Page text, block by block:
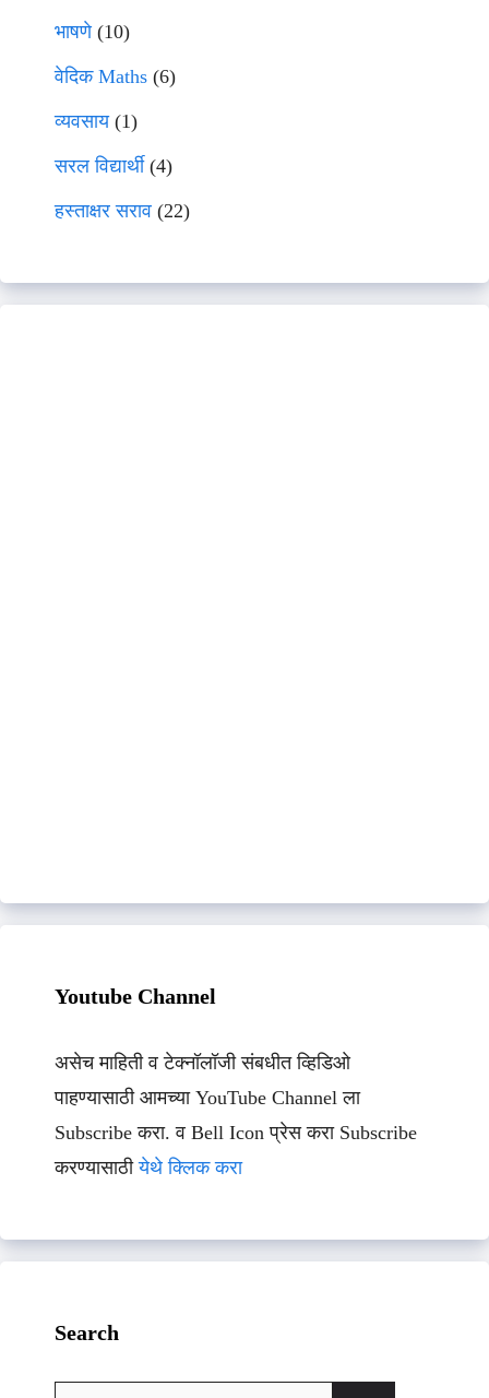
भाषणे(10)
वेदिक Maths (6)
व्यवसाय(1)
सरल विद्यार्थी(4)
हस्ताक्षर सराव (22)
Youtube Channel
असेच माहिती व टेक्नॉलॉजी संबधीत व्हिडिओ
पाहण्यासाठी आमच्या YouTube Channel ला
Subscribe करा. व Bell Icon प्रेस करा Subscribe
करण्यासाठीयेथे क्लिक करा
Search